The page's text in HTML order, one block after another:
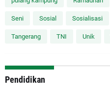
Seni Sosial Sosialisasi
Tangerang TNI Unik
Pendidikan